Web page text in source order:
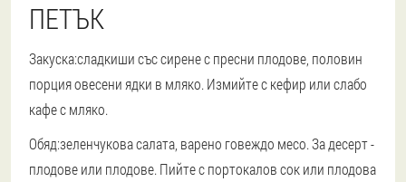
ПЕТЪК
Закуска:сладкиши със сирене с пресни плодове, половин
порция овесени ядки в мляко. Измийте с кефир или слабо
кафе с мляко.
Обяд:зеленчукова салата, варено говеждо месо. За десерт -
плодове или плодове. Пийте с портокалов сок или плодова